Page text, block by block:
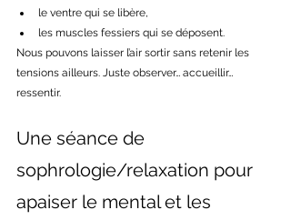
le ventre qui se libère,
les muscles fessiers qui se déposent.
Nous pouvons laisser l’air sortir sans retenir les
tensions ailleurs. Juste observer… accueillir…
ressentir.
Une séance de
sophrologie/relaxation pour
apaiser le mental et les